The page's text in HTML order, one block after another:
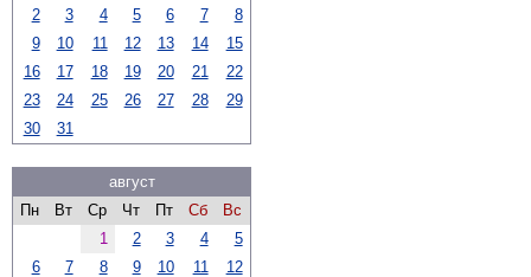
2
3 4 5 6 7
8
9
10 11 12 13 14
15
16
17 18 19 20 21
22
23
24 25 26 27 28
29
30
31
август
Пн
Вт Ср Чт Пт Сб
Вс
1
2 3 4
5
6
7 8 9 10 11
12